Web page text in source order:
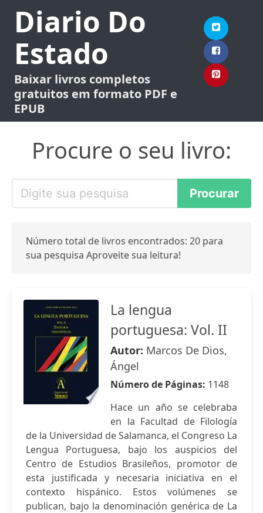
Diario Do
Estado
Baixar livros completos
gratuitos em formato PDF e
EPUB
Procure o seu livro:
Número total de livros encontrados: 20 para
sua pesquisa Aproveite sua leitura!
La lengua
portuguesa: Vol. II
Autor: Marcos De Dios,
Ángel
Número de Páginas: 1148
Hace un año se celebraba
en la Facultad de Filología
de la Universidad de Salamanca, el Congreso La
Lengua Portuguesa, bajo los auspicios del
Centro de Estudios Brasileños, promotor de
esta justificada y necesaria iniciativa en el
contexto hispánico. Estos volúmenes se
publican, bajo la denominación genérica de La